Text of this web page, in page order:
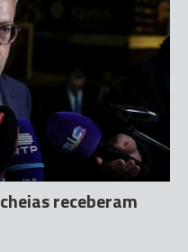
receberam